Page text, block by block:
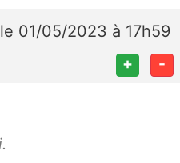
le 01/05/2023 à 17h59
+ -